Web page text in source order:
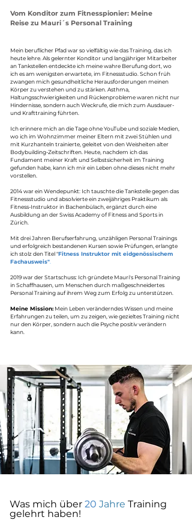
Mein beruflicher Pfad war so vielfältig wie das Training, das ich
heute lehre. Als gelernter Konditor und langjähriger Mitarbeiter
an Tankstellen entdeckte ich meine wahre Berufung dort, wo
ich es am wenigsten erwartete, im Fitnessstudio. Schon früh
zwangen mich gesundheitliche Herausforderungen meinen
Körper zu verstehen und zu stärken. Asthma,
Haltungsschwierigkeiten und Rückenprobleme waren nicht nur
Hindernisse, sondern auch Weckrufe, die mich zum Ausdauer-
und Krafttraining führten.
Ich erinnere mich an die Tage ohne YouTube und soziale Medien,
wo ich im Wohnzimmer meiner Eltern mit zwei Stühlen und
mit Kurzhanteln trainierte, geleitet von den Weisheiten alter
Bodybuilding-Zeitschriften. Heute, nachdem ich das
Fundament meiner Kraft und Selbstsicherheit im Training
gefunden habe, kann ich mir ein Leben ohne dieses nicht mehr
vorstellen.
2014 war ein Wendepunkt: Ich tauschte die Tankstelle gegen das
Fitnessstudio und absolvierte ein zweijähriges Praktikum als
Fitness-Instruktor in Bachenbülach, ergänzt durch eine
Ausbildung an der Swiss Academy of Fitness and Sports in
Zürich.
Mit drei Jahren Berufserfahrung, unzähligen Personal Trainings
und erfolgreich bestandenen Kursen sowie Prüfungen, erlangte
ich stolz den Titel "Fitness Instruktor mit eidgenössischem
Fachausweis"
2019 war der Startschuss: Ich gründete Mauri's Personal Training
in Schaffhausen, um Menschen durch maßgeschneidertes
Personal Training auf ihrem Weg zum Erfolg zu unterstützen.
Meine Mission: Mein Leben veränderndes Wissen und meine
Erfahrungen zu teilen, um zu zeigen, wie gezieltes Training nicht
nur den Körper, sondern auch die Psyche positiv verändern
kann.
Vom Konditor zum Fitnesspionier: Meine
Reise zu Mauri´s Personal Training
Was mich über 20 Jahre Training
gelehrt haben!